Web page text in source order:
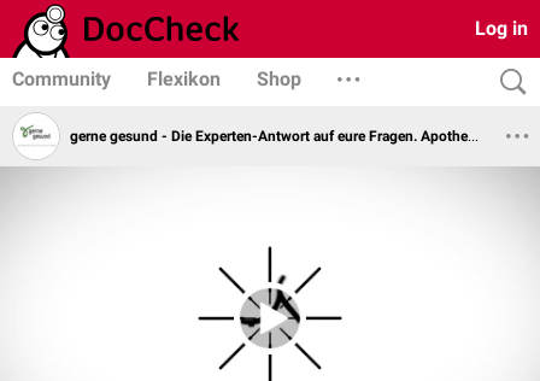
Log in
Community Flexikon Shop
gerne gesund - Die Experten-Antwort auf eure Fragen. Apotheker Steffen Kuhnert